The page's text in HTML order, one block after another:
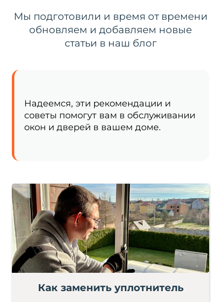
Мы подготовили и время от времени
обновляем и добавляем новые
статьи в наш блог
Надеемся, эти рекомендации и
советы помогут вам в обслуживании
окон и дверей в вашем доме.
Как заменить уплотнитель